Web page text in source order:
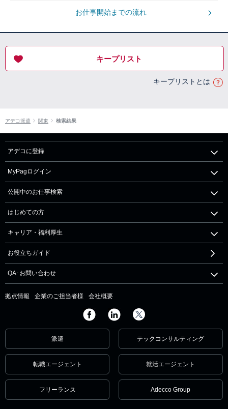
お仕事開始までの流れ
キープリスト
キープリストとは
アデコ派遣 関東 検索結果
アデコに登録
MyPagログイン
公開中のお仕事検索
はじめての方
キャリア・福利厚生
お役立ちガイド
QA･お問い合わせ
拠点情報 企業のご担当者様 会社概要
派遣 テックコンサルティング
転職エージェント 就活エージェント
フリーランス Adecco Group